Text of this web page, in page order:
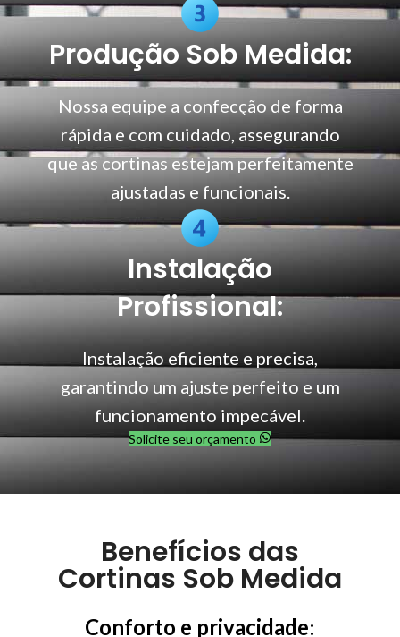
Produção Sob Medida:
Nossa equipe a confecção de forma
rápida e com cuidado, assegurando
que as cortinas estejam perfeitamente
ajustadas e funcionais.
Instalação
Profissional:
Instalação eficiente e precisa,
garantindo um ajuste perfeito e um
funcionamento impecável.
Solicite seu orçamento
Benefícios das
Cortinas Sob Medida
Conforto e privacidade: